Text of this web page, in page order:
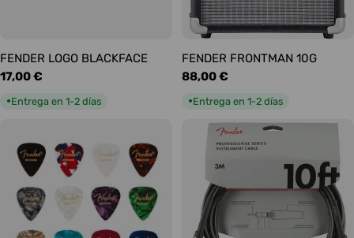
FENDER LOGO BLACKFACE
Precio
17,00 €
●Entrega en 1-2 días
FENDER FRONTMAN 10G
Precio
88,00 €
●Entrega en 1-2 días